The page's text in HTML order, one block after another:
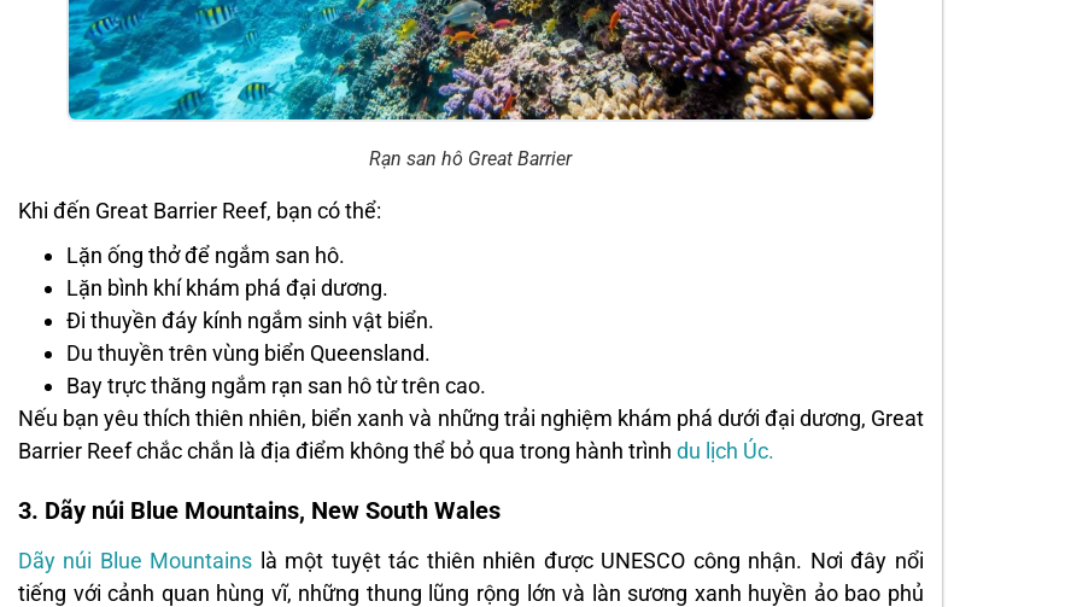
Rạn san hô Great Barrier
Khi đến Great Barrier Reef, bạn có thể:
Lặn ống thở để ngắm san hô.
Lặn bình khí khám phá đại dương.
Đi thuyền đáy kính ngắm sinh vật biển.
Du thuyền trên vùng biển Queensland.
Bay trực thăng ngắm rạn san hô từ trên cao.
Nếu bạn yêu thích thiên nhiên, biển xanh và những trải nghiệm khám phá dưới đại dương, Great
Barrier Reef chắc chắn là địa điểm không thể bỏ qua trong hành trình du lịch Úc.
3. Dãy núi Blue Mountains, New South Wales
Dãy núi Blue Mountains là một tuyệt tác thiên nhiên được UNESCO công nhận. Nơi đây nổi
tiếng với cảnh quan hùng vĩ, những thung lũng rộng lớn và làn sương xanh huyền ảo bao phủ